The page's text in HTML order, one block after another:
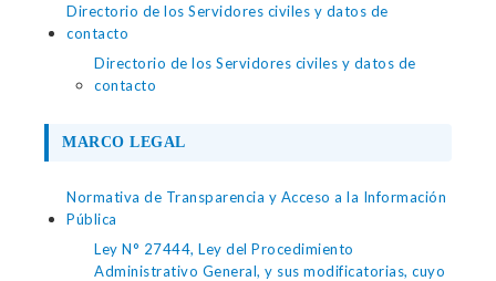
Directorio de los Servidores civiles y datos de
contacto
Directorio de los Servidores civiles y datos de
contacto
MARCO LEGAL
Normativa de Transparencia y Acceso a la Información
Pública
Ley N° 27444, Ley del Procedimiento
Administrativo General, y sus modificatorias, cuyo